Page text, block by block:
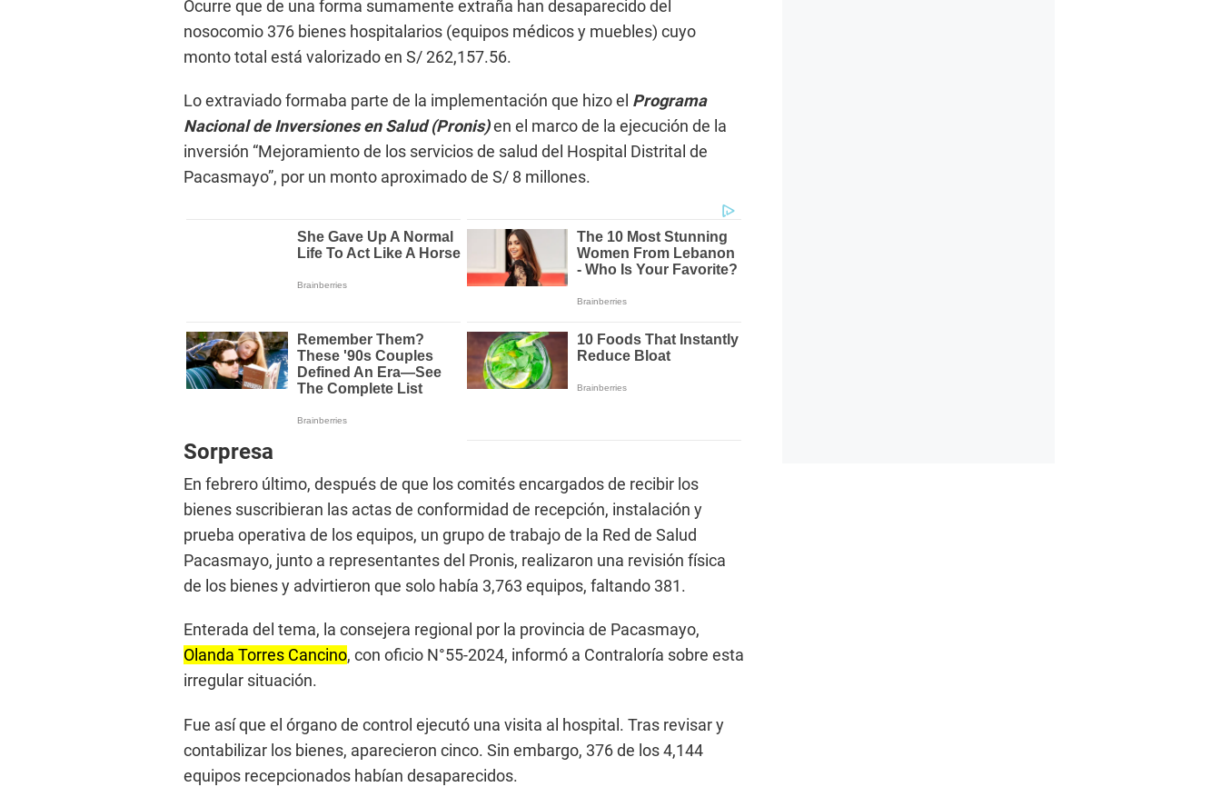
Ocurre que de una forma sumamente extraña han desaparecido del
nosocomio 376 bienes hospitalarios (equipos médicos y muebles) cuyo
monto total está valorizado en S/ 262,157.56.
Lo extraviado formaba parte de la implementación que hizo el Programa
Nacional de Inversiones en Salud (Pronis)en el marco de la ejecución de la
inversión “Mejoramiento de los servicios de salud del Hospital Distrital de
Pacasmayo”, por un monto aproximado de S/ 8 millones.
Sorpresa
En febrero último, después de que los comités encargados de recibir los
bienes suscribieran las actas de conformidad de recepción, instalación y
prueba operativa de los equipos, un grupo de trabajo de la Red de Salud
Pacasmayo, junto a representantes del Pronis, realizaron una revisión física
de los bienes y advirtieron que solo había 3,763 equipos, faltando 381.
Enterada del tema, la consejera regional por la provincia de Pacasmayo,
Olanda Torres Cancino, con oficio N°55-2024, informó a Contraloría sobre esta
irregular situación.
Fue así que el órgano de control ejecutó una visita al hospital. Tras revisar y
contabilizar los bienes, aparecieron cinco. Sin embargo, 376 de los 4,144
equipos recepcionados habían desaparecidos.